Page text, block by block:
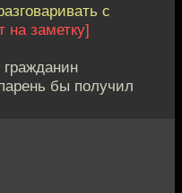
с
на заметку]
бы получил